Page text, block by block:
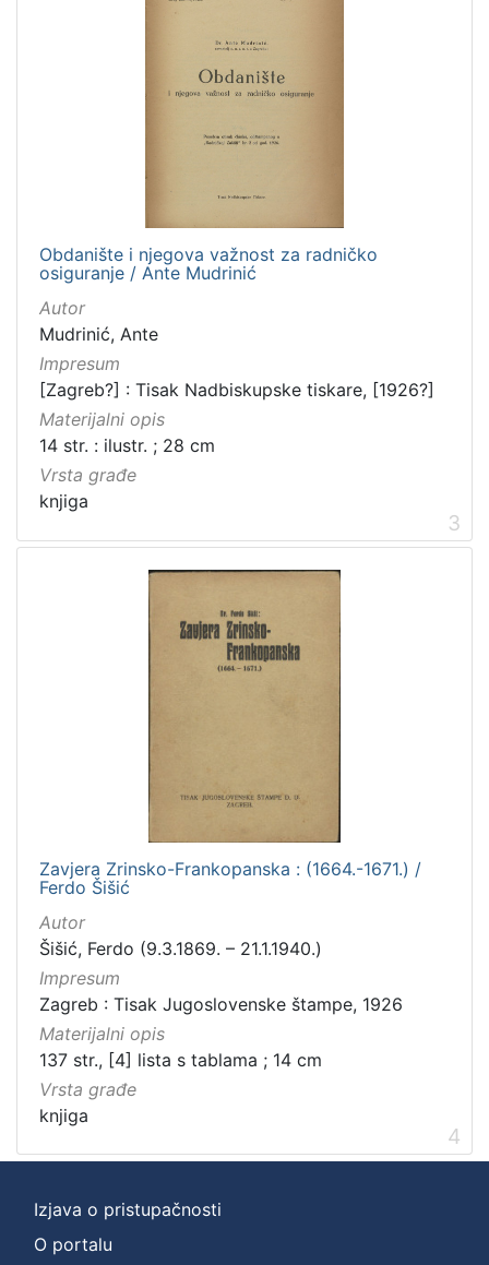
Obdanište i njegova važnost za radničko
osiguranje / Ante Mudrinić
Autor
Mudrinić, Ante
Impresum
[Zagreb?] : Tisak Nadbiskupske tiskare, [1926?]
Materijalni opis
14 str. : ilustr. ; 28 cm
Vrsta građe
knjiga
3
Zavjera Zrinsko-Frankopanska : (1664.-1671.) /
Ferdo Šišić
Autor
Šišić, Ferdo (9.3.1869. – 21.1.1940.)
Impresum
Zagreb : Tisak Jugoslovenske štampe, 1926
Materijalni opis
137 str., [4] lista s tablama ; 14 cm
Vrsta građe
knjiga
4
Izjava o pristupačnosti
O portalu